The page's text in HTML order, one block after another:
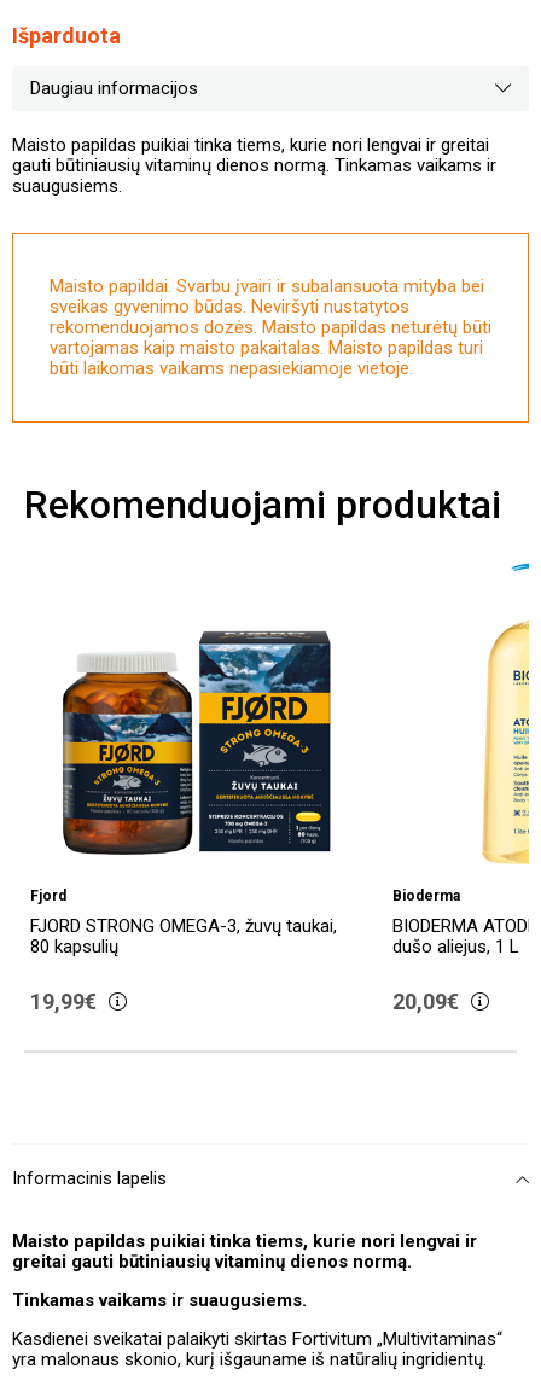
Išparduota
Daugiau informacijos
Maisto papildas puikiai tinka tiems, kurie nori lengvai ir greitai
gauti būtiniausių vitaminų dienos normą. Tinkamas vaikams ir
suaugusiems.
Maisto papildai. Svarbu įvairi ir subalansuota mityba bei
sveikas gyvenimo būdas. Neviršyti nustatytos
rekomenduojamos dozės. Maisto papildas neturėtų būti
vartojamas kaip maisto pakaitalas. Maisto papildas turi
būti laikomas vaikams nepasiekiamoje vietoje.
Rekomenduojami produktai
Fjord
FJORD STRONG OMEGA-3, žuvų taukai,
80 kapsulių
19,99€
Bioderma
BIODERMA
dušo aliejus, 1 L
20,09€
Informacinis lapelis
Maisto papildas puikiai tinka tiems, kurie nori lengvai ir
greitai gauti būtiniausių vitaminų dienos normą.
Tinkamas vaikams ir suaugusiems.
Kasdienei sveikatai palaikyti skirtas Fortivitum „Multivitaminas“
yra malonaus skonio, kurį išgauname iš natūralių ingridientų.